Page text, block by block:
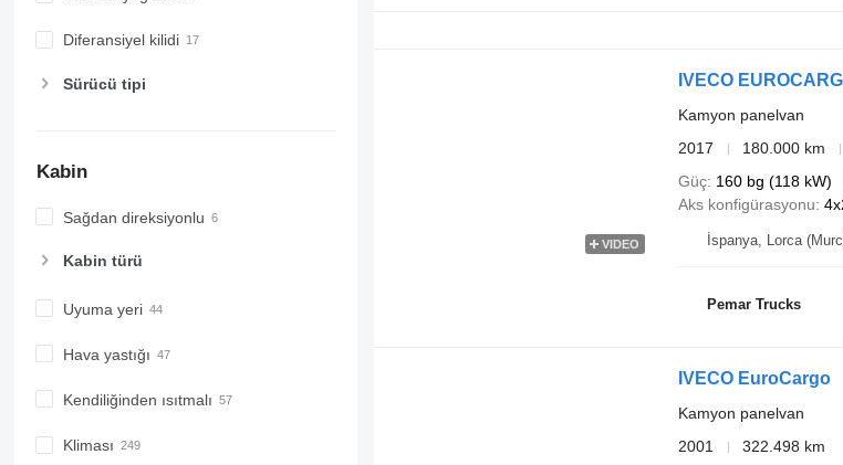
Diferansiyel kilidi
Sürücü tipi
Kabin
Sağdan direksiyonlu
Kabin türü
Uyuma yeri
Hava yastığı
Kendiliğinden ısıtmalı
Kliması
VIDEO
IVECO
Kamyon panelvan
2017
180.000 km
Güç 160 bg (118 kW)
Aks konfigürasyonu
İspanya, Lorca
Pemar Trucks
IVECO EuroCargo
Kamyon panelvan
2001
322.498 km